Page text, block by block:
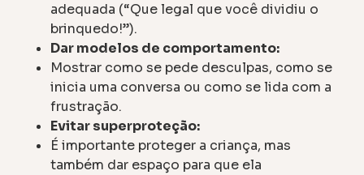
adequada (“Que legal que você dividiu o
brinquedo!”).
Dar modelos de comportamento:
Mostrar como se pede desculpas, como se
inicia uma conversa ou como se lida com a
frustração.
Evitar superproteção:
É importante proteger a criança, mas
também dar espaço para que ela